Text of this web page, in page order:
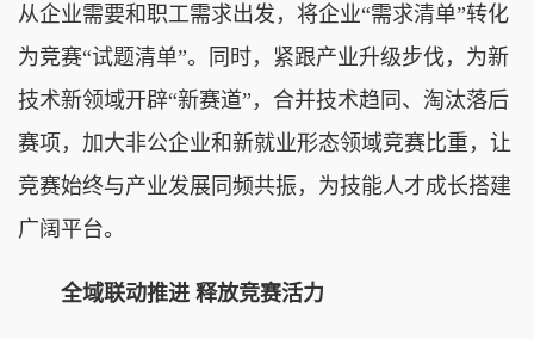
从企业需要和职工需求出发，将企业“需求清单”转化
为竞赛“试题清单”。同时，紧跟产业升级步伐，为新
技术新领域开辟“新赛道”，合并技术趋同、淘汰落后
赛项，加大非公企业和新就业形态领域竞赛比重，让
竞赛始终与产业发展同频共振，为技能人才成长搭建
广阔平台。
全域联动推进 释放竞赛活力